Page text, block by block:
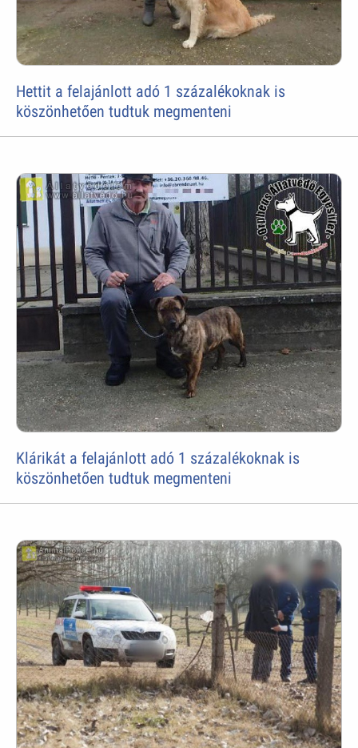
Hettit a felajánlott adó 1 százalékoknak is
köszönhetően tudtuk megmenteni
Klárikát a felajánlott adó 1 százalékoknak is
köszönhetően tudtuk megmenteni